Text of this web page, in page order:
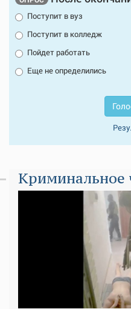
Поступит в вуз
Поступит в колледж
Пойдет работать
Еще не определились
Криминальное